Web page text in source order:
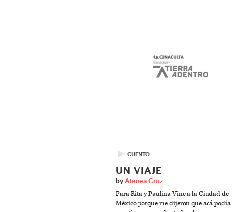
▶ CUENTO
UN VIAJE
by Atenea Cruz
Para Rita y Paulina Vine a la Ciudad de
México porque me dijeron que acá podía